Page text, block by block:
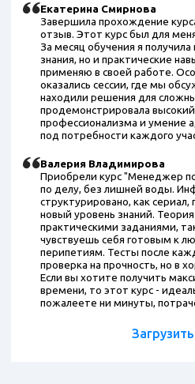
Екатерина Смирнова
Завершила прохождение
отзыв. Этот курс был для
За месяц обучения я
знания, но и практические
применяю в своей работе.
оказались сессии, где мы
находили решения для
продемонстрировала
профессионализма и умение
под потребности каждого
Валерия Владимирова
Приобрели курс "Менеджер
по делу, без лишней воды.
структурировано, как сериал,
новый уровень знаний.
практическими заданиями,
чувствуешь себя готовым к
перипетиям. Тесты после
проверка на прочность, но в
Если вы хотите получить
времени, то этот курс -
пожалеете ни минуты,